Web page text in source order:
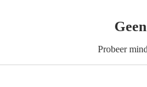
Probeer